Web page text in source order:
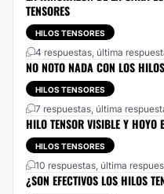
TENSORES
HILOS TENSORES
4 respuestas, última
NO NOTO NADA CON LOS
HILOS TENSORES
7 respuestas, última
HILO TENSOR VISIBLE Y HOYO
HILOS TENSORES
10 respuestas, última
¿SON EFECTIVOS LOS HILOS